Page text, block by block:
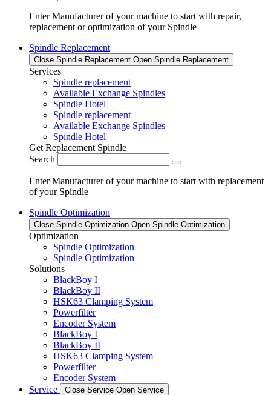
Enter Manufacturer of your machine to start with repair,
replacement or optimization of your Spindle
Spindle Replacement
Close Spindle Replacement Open Spindle Replacement
Services
Spindle replacement
Available Exchange Spindles
Spindle Hotel
Spindle replacement
Available Exchange Spindles
Spindle Hotel
Get Replacement Spindle
Search
Enter Manufacturer of your machine to start with replacement
of your Spindle
Spindle Optimization
Close Spindle Optimization Open Spindle Optimization
Optimization
Spindle Optimization
Spindle Optimization
Solutions
BlackBoy I
BlackBoy II
HSK63 Clamping System
Powerfilter
Encoder System
BlackBoy I
BlackBoy II
HSK63 Clamping System
Powerfilter
Encoder System
Service
Close Service Open Service